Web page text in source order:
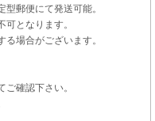
郵便にて発送可能。
となります。
場合がございます。
確認下さい。